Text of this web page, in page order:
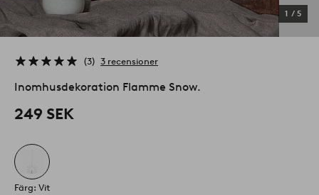
1 / 5
3 3 recensioner
Inomhusdekoration Flamme Snow.
249 SEK
Färg: Vit